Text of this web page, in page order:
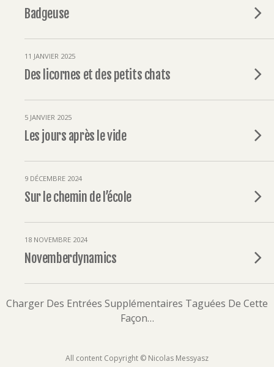
Badgeuse
11 JANVIER 2025
Des licornes et des petits chats
5 JANVIER 2025
Les jours après le vide
9 DÉCEMBRE 2024
Sur le chemin de l’école
18 NOVEMBRE 2024
Novemberdynamics
Charger Des Entrées Supplémentaires Taguées De Cette
Façon…
All content Copyright © Nicolas Messyasz